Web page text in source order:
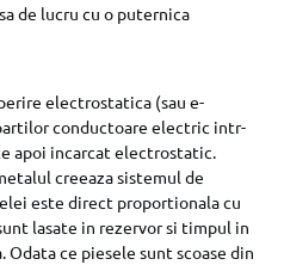
de lucru cu o puternica
electrostatica (sau e-
conductoare electric intr-
apoi incarcat electrostatic.
creeaza sistemul de
este direct proportionala cu
lasate in rezervor si timpul in
Odata ce piesele sunt scoase din